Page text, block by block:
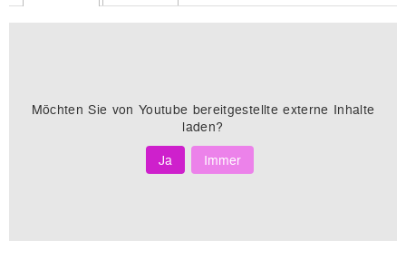
Möchten Sie von Youtube bereitgestellte externe Inhalte
laden?
Ja
Immer